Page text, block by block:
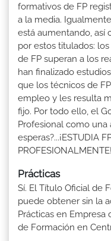
formativos de FP
a la media.
está aumentando, así
por estos titulados:
de FP superan a los
han finalizado
que los técnicos de
empleo y les resulta
fijo. Por todo ello, el
Profesional como una
esperas?...¡ESTUDIA
PROFESIONALMENTE!
Prácticas
Sí. El Título Oficial de
puede obtener sin la
Prácticas en
de Formación en